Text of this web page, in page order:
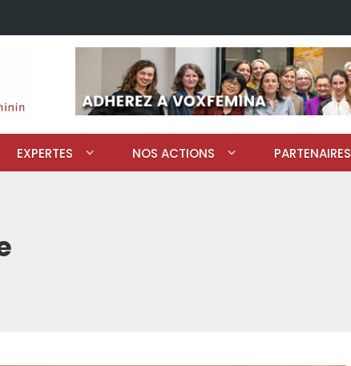
EXPERTES NOS ACTIONS PARTENAIRES